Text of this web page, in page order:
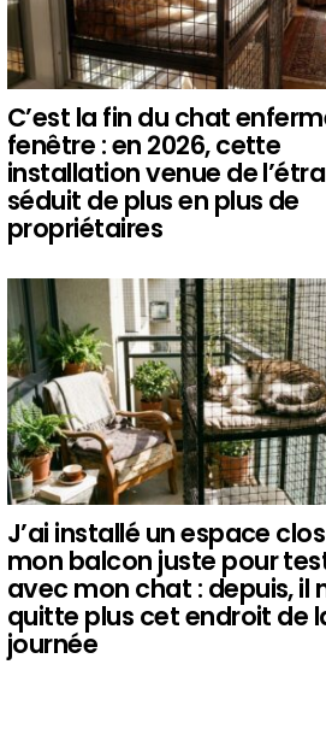
C’est la fin du chat
fenêtre : en 2026, cette
installation venue de
séduit de plus en plus de
propriétaires
J’ai installé un espace
mon balcon juste pour
avec mon chat : depuis, il
quitte plus cet endroit de
journée